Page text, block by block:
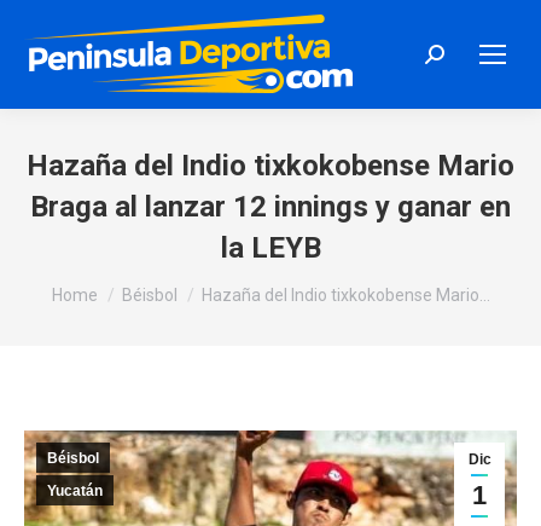
Search:
Hazaña del Indio tixkokobense Mario
Braga al lanzar 12 innings y ganar en
la LEYB
You are here:
Home Béisbol Hazaña del Indio tixkokobense Mario…
Dic
1
Béisbol
Yucatán